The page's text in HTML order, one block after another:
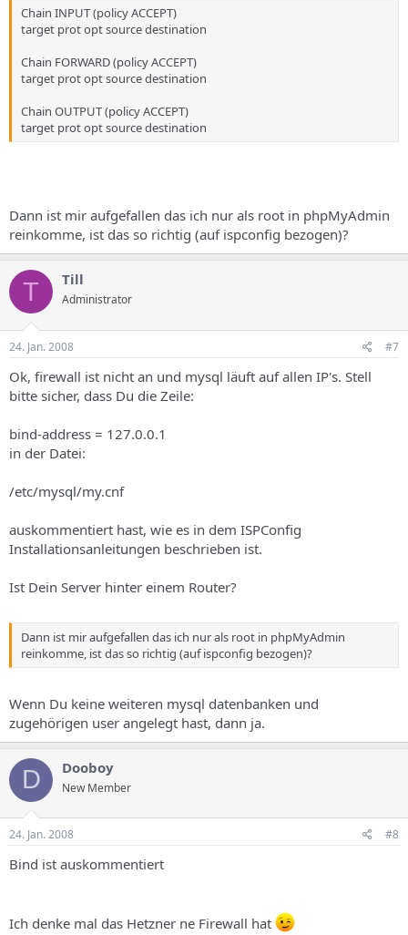
tcp6 0 0 ip6-localhost:953 *:* LISTEN 1 7667/named
tcp6 0 0 *:https *:* LISTEN 1 2117/apache2
Chain INPUT (policy ACCEPT)
target prot opt source destination
Chain FORWARD (policy ACCEPT)
target prot opt source destination
Chain OUTPUT (policy ACCEPT)
target prot opt source destination
Dann ist mir aufgefallen das ich nur als root in phpMyAdmin
reinkomme, ist das so richtig (auf ispconfig bezogen)?
T Till
Administrator
24. Jan. 2008 #7
Ok, firewall ist nicht an und mysql läuft auf allen IP's. Stell
bitte sicher, dass Du die Zeile:
bind-address = 127.0.0.1
in der Datei:
/etc/mysql/my.cnf
auskommentiert hast, wie es in dem ISPConfig
Installationsanleitungen beschrieben ist.
Ist Dein Server hinter einem Router?
Dann ist mir aufgefallen das ich nur als root in phpMyAdmin
reinkomme, ist das so richtig (auf ispconfig bezogen)?
Wenn Du keine weiteren mysql datenbanken und
zugehörigen user angelegt hast, dann ja.
D Dooboy
New Member
24. Jan. 2008 #8
Bind ist auskommentiert
Ich denke mal das Hetzner ne Firewall hat